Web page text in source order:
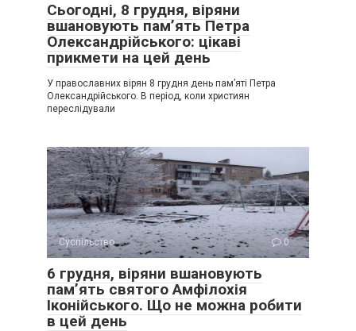
Сьогодні, 8 грудня, віряни
вшановують пам’ять Петра
Олександрійського: цікаві
прикмети на цей день
У православних вірян 8 грудня день пам’яті Петра
Олександрійського. В період, коли християн
переслідували
Суспільство 0
6 грудня, віряни вшановують
пам’ять святого Амфілохія
Іконійського. Що не можна робити
в цей день